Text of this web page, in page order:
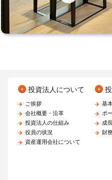
投資法人について
ご挨拶
会社概要・沿革
投資法人の仕組み
役員の状況
資産運用会社について
基
ポ
成
財